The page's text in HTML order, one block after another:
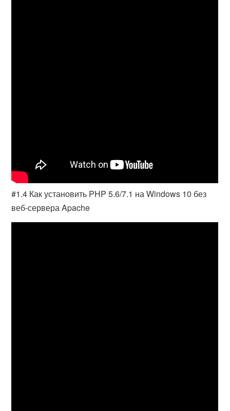
#1.4 Как установить PHP 5.6/7.1 на Windows 10 без
веб-сервера Apache